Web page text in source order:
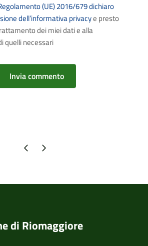
(UE) 2016/679 dichiaro
dell’informativa privacye presto
dei miei dati e alla
quelli necessari
Pagina precedente
Pagina successiva
di Riomaggiore